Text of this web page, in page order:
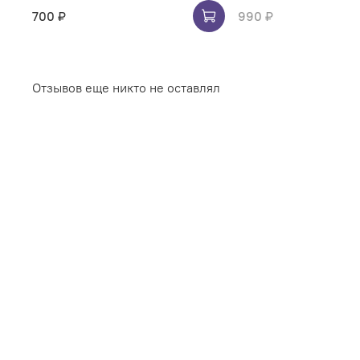
700 ₽ 990 ₽
Отзывов еще никто не оставлял